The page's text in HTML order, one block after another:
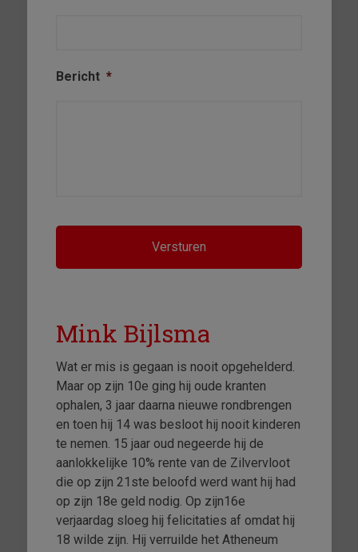
Bericht *
Mink Bijlsma
Wat er mis is gegaan is nooit opgehelderd.
Maar op zijn 10e ging hij oude kranten
ophalen, 3 jaar daarna nieuwe rondbrengen
en toen hij 14 was besloot hij nooit kinderen
te nemen. 15 jaar oud negeerde hij de
aanlokkelijke 10% rente van de Zilvervloot
die op zijn 21ste beloofd werd want hij had
op zijn 18e geld nodig. Op zijn16e
verjaardag sloeg hij felicitaties af omdat hij
18 wilde zijn. Hij verruilde het Atheneum